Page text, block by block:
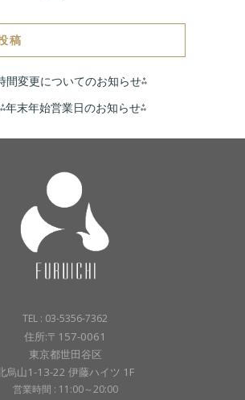
稿
間変更についてのお知らせ⁂
年末年始営業日のお知らせ⁂
TEL : 03-5356-7362
住所:〒157-0061
東京都世田谷区
烏山1-13-22 伊藤ハイツ 1F
営業時間 : 11:00～20:00